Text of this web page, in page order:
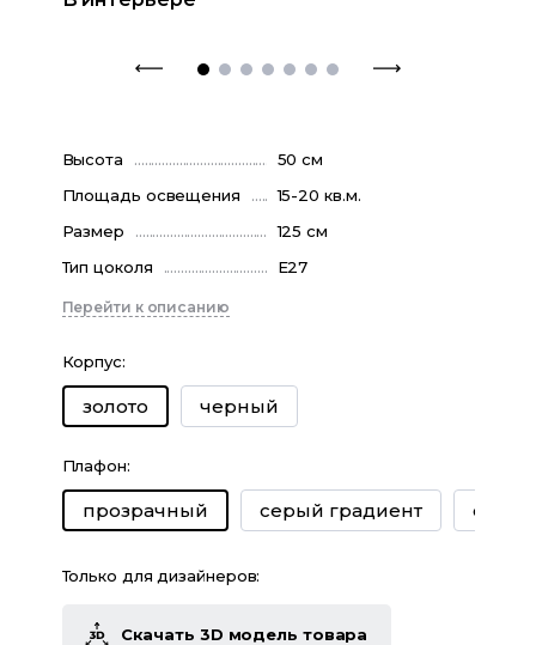
Высота
50 см
Площадь освещения
15-20 кв.м.
Размер
125 см
Тип цоколя
E27
Перейти к описанию
Корпус:
золото черный
Плафон:
прозрачный серый градиент
Только для дизайнеров:
Скачать 3D модель товара